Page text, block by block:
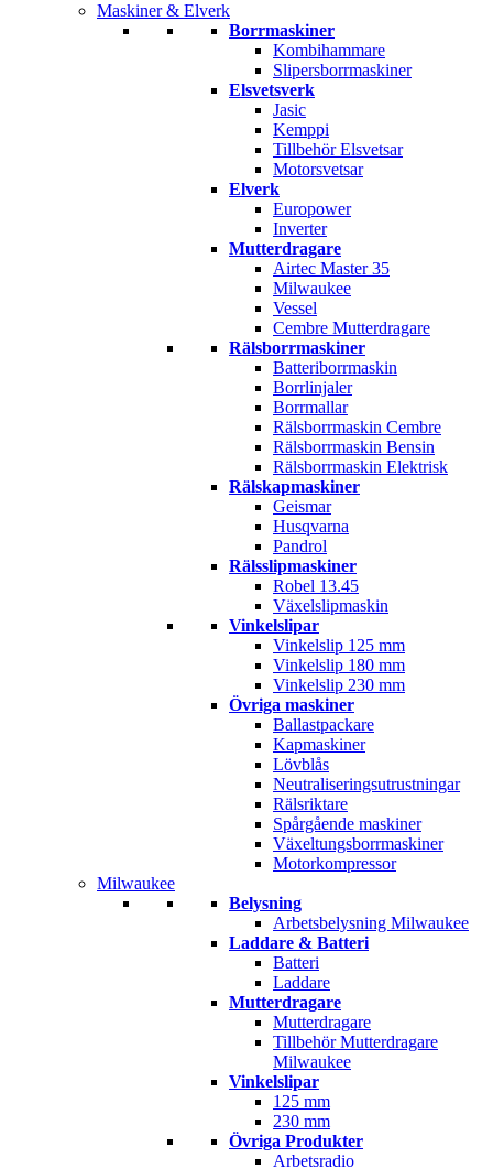
Maskiner & Elverk
Borrmaskiner
Kombihammare
Slipersborrmaskiner
Elsvetsverk
Jasic
Kemppi
Tillbehör Elsvetsar
Motorsvetsar
Elverk
Europower
Inverter
Mutterdragare
Airtec Master 35
Milwaukee
Vessel
Cembre Mutterdragare
Rälsborrmaskiner
Batteriborrmaskin
Borrlinjaler
Borrmallar
Rälsborrmaskin Cembre
Rälsborrmaskin Bensin
Rälsborrmaskin Elektrisk
Rälskapmaskiner
Geismar
Husqvarna
Pandrol
Rälsslipmaskiner
Robel 13.45
Växelslipmaskin
Vinkelslipar
Vinkelslip 125 mm
Vinkelslip 180 mm
Vinkelslip 230 mm
Övriga maskiner
Ballastpackare
Kapmaskiner
Lövblås
Neutraliseringsutrustningar
Rälsriktare
Spårgående maskiner
Växeltungsborrmaskiner
Motorkompressor
Milwaukee
Belysning
Arbetsbelysning Milwaukee
Laddare & Batteri
Batteri
Laddare
Mutterdragare
Mutterdragare
Tillbehör Mutterdragare
Milwaukee
Vinkelslipar
125 mm
230 mm
Övriga Produkter
Arbetsradio